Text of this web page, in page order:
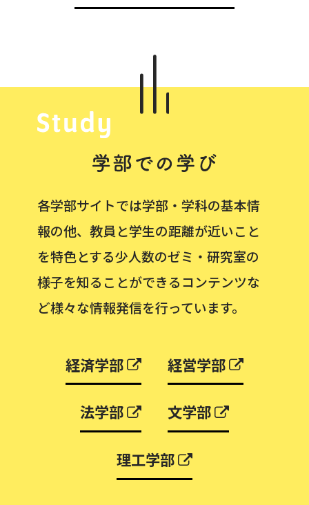
各学部サイトでは学部・学科の基本情
報の他、教員と学生の距離が近いこと
を特色とする少人数のゼミ・研究室の
様子を知ることができるコンテンツな
ど様々な情報発信を行っています。
経済学部 経営学部
法学部 文学部
理工学部